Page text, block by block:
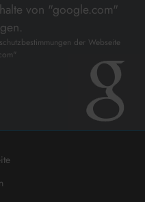
von "google.com"
der Webseite